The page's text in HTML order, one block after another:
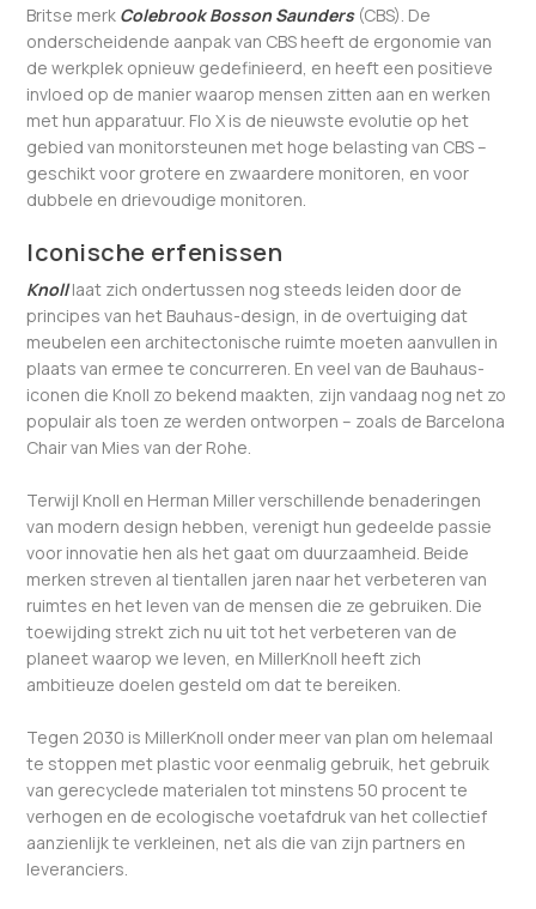
Britse merk Colebrook Bosson Saunders(CBS). De
onderscheidende aanpak van CBS heeft de ergonomie van
de werkplek opnieuw gedefinieerd, en heeft een positieve
invloed op de manier waarop mensen zitten aan en werken
met hun apparatuur. Flo X is de nieuwste evolutie op het
gebied van monitorsteunen met hoge belasting van CBS –
geschikt voor grotere en zwaardere monitoren, en voor
dubbele en drievoudige monitoren.
Iconische erfenissen
Knolllaat zich ondertussen nog steeds leiden door de
principes van het Bauhaus-design, in de overtuiging dat
meubelen een architectonische ruimte moeten aanvullen in
plaats van ermee te concurreren. En veel van de Bauhaus-
iconen die Knoll zo bekend maakten, zijn vandaag nog net zo
populair als toen ze werden ontworpen – zoals de Barcelona
Chair van Mies van der Rohe.
Terwijl Knoll en Herman Miller verschillende benaderingen
van modern design hebben, verenigt hun gedeelde passie
voor innovatie hen als het gaat om duurzaamheid. Beide
merken streven al tientallen jaren naar het verbeteren van
ruimtes en het leven van de mensen die ze gebruiken. Die
toewijding strekt zich nu uit tot het verbeteren van de
planeet waarop we leven, en MillerKnoll heeft zich
ambitieuze doelen gesteld om dat te bereiken.
Tegen 2030 is MillerKnoll onder meer van plan om helemaal
te stoppen met plastic voor eenmalig gebruik, het gebruik
van gerecyclede materialen tot minstens 50 procent te
verhogen en de ecologische voetafdruk van het collectief
aanzienlijk te verkleinen, net als die van zijn partners en
leveranciers.